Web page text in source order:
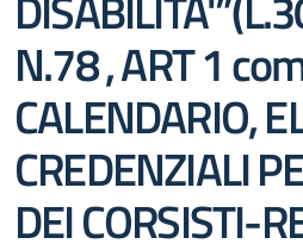
N.78 , ART 1
CALENDARIO,
CREDENZIALI
DEI CORSISTI-